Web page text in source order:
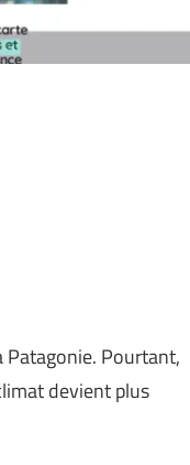
Patagonie. Pourtant,
devient plus